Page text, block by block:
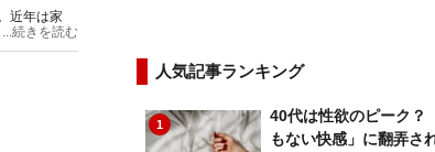
近年は家
つける愛と
...続きを読む
人気記事ランキング
1
40代は性欲のピーク？
もない快感」に翻弄さ